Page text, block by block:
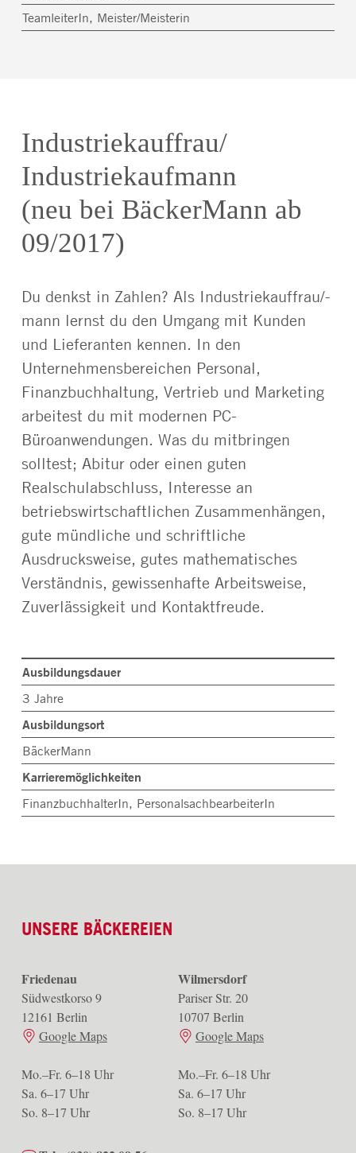
TeamleiterIn, Meister/Meisterin
Industriekauffrau/
Industriekaufmann
(neu bei BäckerMann ab
09/2017)
Du denkst in Zahlen? Als Industriekauffrau/-
mann lernst du den Umgang mit Kunden
und Lieferanten kennen. In den
Unternehmensbereichen Personal,
Finanzbuchhaltung, Vertrieb und Marketing
arbeitest du mit modernen PC-
Büroanwendungen. Was du mitbringen
solltest; Abitur oder einen guten
Realschulabschluss, Interesse an
betriebswirtschaftlichen Zusammenhängen,
gute mündliche und schriftliche
Ausdrucksweise, gutes mathematisches
Verständnis, gewissenhafte Arbeitsweise,
Zuverlässigkeit und Kontaktfreude.
Ausbildungsdauer
3 Jahre
Ausbildungsort
BäckerMann
Karrieremöglichkeiten
FinanzbuchhalterIn, PersonalsachbearbeiterIn
UNSERE BÄCKEREIEN
Friedenau
Südwestkorso 9
12161 Berlin
Google Maps
Mo.–Fr. 6–18 Uhr
Sa. 6–17 Uhr
So. 8–17 Uhr
Wilmersdorf
Pariser Str. 20
10707 Berlin
Google Maps
Mo.–Fr. 6–18 Uhr
Sa. 6–17 Uhr
So. 8–17 Uhr